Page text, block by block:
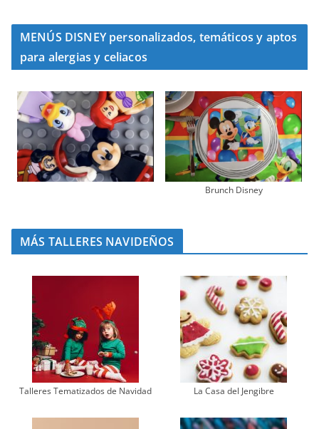
MENÚS DISNEY personalizados, temáticos y aptos
para alergias y celiacos
Brunch Disney
MÁS TALLERES NAVIDEÑOS
Talleres Tematizados de Navidad La Casa del Jengibre